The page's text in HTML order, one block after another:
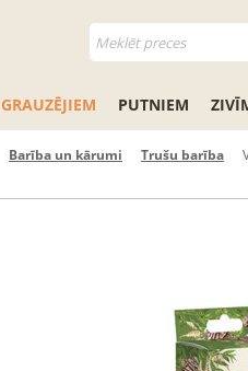
GRAUZĒJIEM PUTNIEM
Barība un kārumi Trušu barība